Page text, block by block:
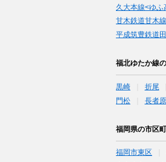
久大本線<ゆふ
甘木鉄道甘木線
平成筑豊鉄道
福北ゆたか線
黒崎 折尾
門松
長者原
福岡県の市区
福岡市東区